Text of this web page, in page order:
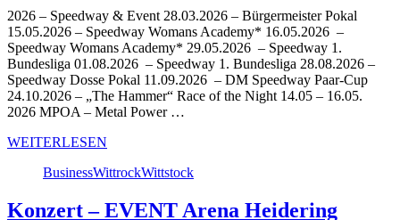
2026 – Speedway & Event 28.03.2026 – Bürgermeister Pokal
15.05.2026 – Speedway Womans Academy* 16.05.2026 –
Speedway Womans Academy* 29.05.2026 – Speedway 1.
Bundesliga 01.08.2026 – Speedway 1. Bundesliga 28.08.2026 –
Speedway Dosse Pokal 11.09.2026 – DM Speedway Paar-Cup
24.10.2026 – „The Hammer“ Race of the Night 14.05 – 16.05.
2026 MPOA – Metal Power …
WEITERLESEN
BusinessWittrockWittstock
Konzert – EVENT Arena Heidering